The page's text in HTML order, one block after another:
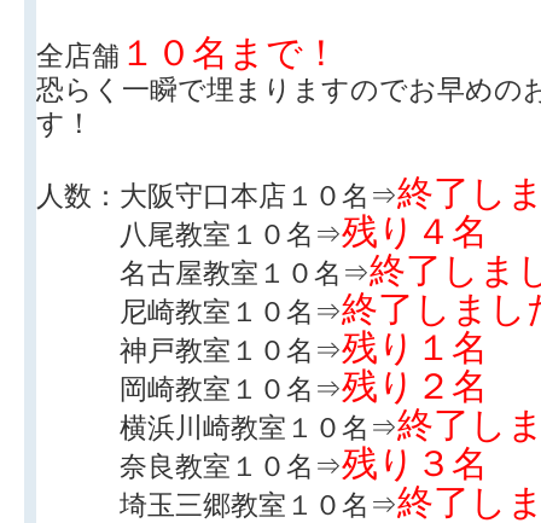
全店舗 １０名まで！
恐らく一瞬で埋まりますのでお早めの
す！
人数：大阪守口本店１０名⇒終了し
八尾教室１０名⇒残り４名
名古屋教室１０名⇒終了しま
尼崎教室１０名⇒終了しまし
神戸教室１０名⇒残り１名
岡崎教室１０名⇒残り２名
横浜川崎教室１０名⇒終了し
奈良教室１０名⇒残り３名
埼玉三郷教室１０名⇒終了し